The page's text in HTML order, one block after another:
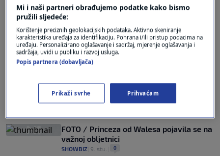
SHOWBIZ 6. pro.
Poslane pozivnice: Posebni gosti stižu na
tradicionalni božićni koncert Kate
Middleton
SHOWBIZ|23. stu.| 0
Walesa s djecom na sigurnom: Evo što su
ukrali
FOTO / Princeza od Walesa pojavila se na
važnoj obljetnici
SHOWBIZ 9. stu. 0
Mi i naši partneri obrađujemo podatke kako bismo
pružili sljedeće:
Korištenje preciznih geolokacijskih podataka. Aktivno skeniranje
karakteristika uređaja za identifikaciju. Pohrana i/ili pristup podacima na
uređaju. Personalizirano oglašavanje i sadržaj, mjerenje oglašavanja i
sadržaja, uvidi u publiku i razvoj usluga.
Popis partnera (dobavljača)
Prikaži svrhe Prihvaćam